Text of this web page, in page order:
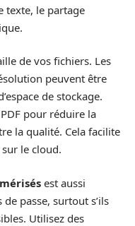
texte, le partage
de vos fichiers. Les
peuvent être
de stockage.
pour réduire la
la qualité. Cela facilite
le cloud.
est aussi
passe, surtout s’ils
Utilisez des